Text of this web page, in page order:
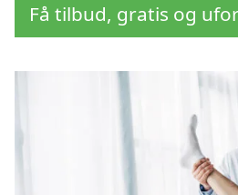
Få tilbud, gratis og